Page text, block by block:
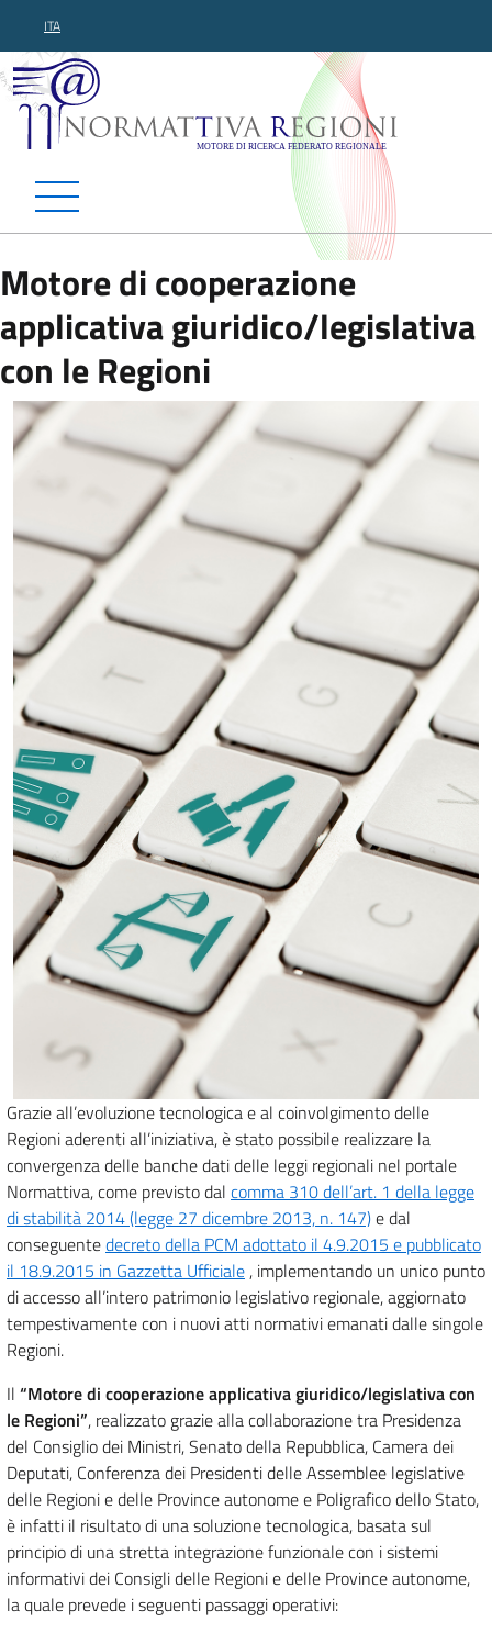
ITA
Normattiva Regioni -
Motore di cooperazione
applicativa giuridico/legislativa
con le Regioni
Grazie all’evoluzione tecnologica e al coinvolgimento delle
Regioni aderenti all’iniziativa, è stato possibile realizzare la
convergenza delle banche dati delle leggi regionali nel portale
Normattiva, come previsto dal comma 310 dell’art. 1 della legge
di stabilità 2014 (legge 27 dicembre 2013, n. 147)e dal
conseguentedecreto della PCM adottato il 4.9.2015 e pubblicato
il 18.9.2015 in Gazzetta Ufficiale , implementando un unico punto
di accesso all’intero patrimonio legislativo regionale, aggiornato
tempestivamente con i nuovi atti normativi emanati dalle singole
Regioni.
Il “Motore di cooperazione applicativa giuridico/legislativa con
le Regioni”, realizzato grazie alla collaborazione tra Presidenza
del Consiglio dei Ministri, Senato della Repubblica, Camera dei
Deputati, Conferenza dei Presidenti delle Assemblee legislative
delle Regioni e delle Province autonome e Poligrafico dello Stato,
è infatti il risultato di una soluzione tecnologica, basata sul
principio di una stretta integrazione funzionale con i sistemi
informativi dei Consigli delle Regioni e delle Province autonome,
la quale prevede i seguenti passaggi operativi: